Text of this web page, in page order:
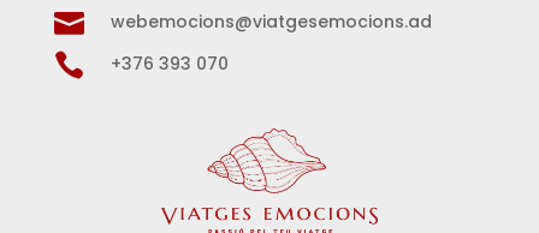
 webemocions@viatgesemocions.ad
 +376 393 070